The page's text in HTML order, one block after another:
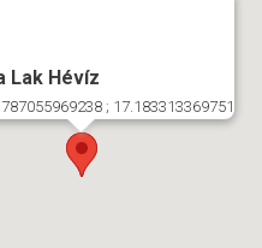
Lak Hévíz
; 17.183313369751